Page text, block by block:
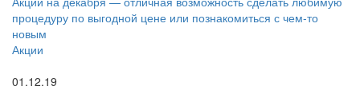
процедуру по выгодной цене или познакомиться с чем-то
новым
Акции
01.12.19